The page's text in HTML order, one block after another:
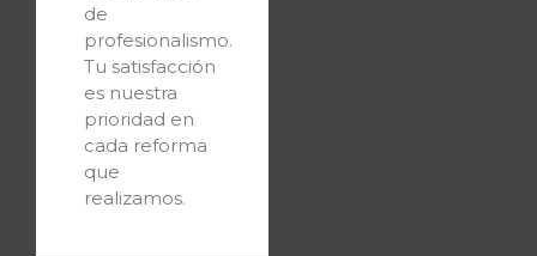
de
profesionalismo.
Tu satisfacción
es nuestra
prioridad en
cada reforma
que
realizamos.